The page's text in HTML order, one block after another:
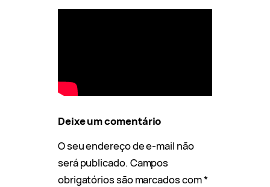
Deixe um comentário
O seu endereço de e-mail não
será publicado. Campos
obrigatórios são marcados com*